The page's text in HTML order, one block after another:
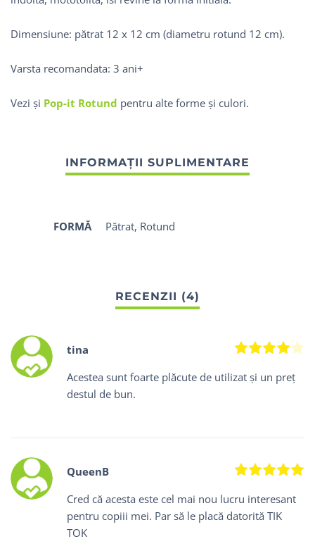
Dimensiune: pătrat 12 x 12 cm (diametru rotund 12 cm).
Varsta recomandata: 3 ani+
Vezi și Pop-it Rotund pentru alte forme și culori.
FORMĂ Pătrat, Rotund
tina
Acestea sunt foarte plăcute de utilizat și un preț
destul de bun.
QueenB
Cred că acesta este cel mai nou lucru interesant
pentru copiii mei. Par să le placă datorită TIK
TOK